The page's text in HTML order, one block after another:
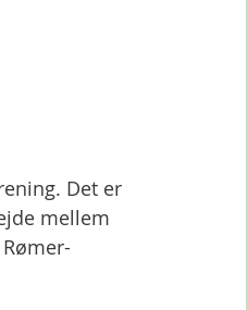
Det er
mellem